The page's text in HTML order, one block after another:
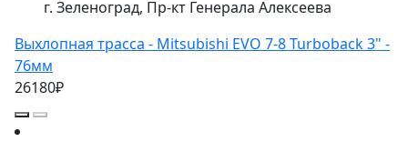
г. Зеленоград, Пр-кт Генерала Алексеева
Выхлопная трасса - Mitsubishi EVO 7-8 Turboback 3" -
76мм
26180₽